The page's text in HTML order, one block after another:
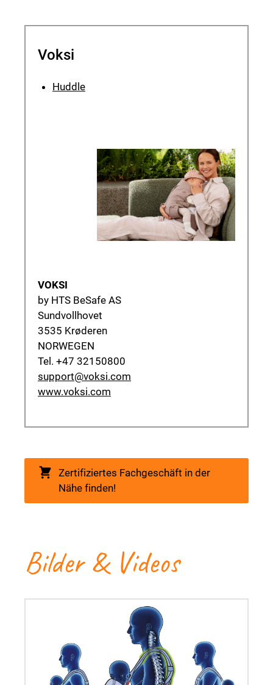
Voksi
Huddle
VOKSI
by HTS BeSafe AS
Sundvollhovet
3535 Krøderen
NORWEGEN
Tel. +47 32150800
support@voksi.com
www.voksi.com
Zertifiziertes Fachgeschäft in der
Nähe finden!
Bilder & Videos